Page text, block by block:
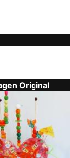
Original